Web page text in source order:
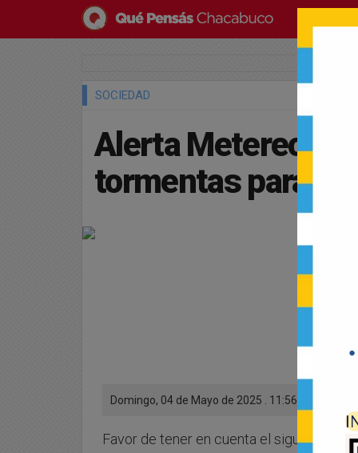
SOCIEDAD
Alerta
tormentas para
Domingo, 04 de Mayo de 2025 . 11:56 Hs.
Favor de tener en cuenta el siguiente